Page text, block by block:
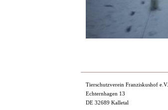
Tierschutzverein Franziskushof e.V.
Echternhagen 13
DE 32689 Kalletal